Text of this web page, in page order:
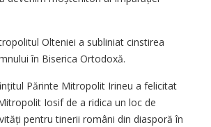
Olteniei a subliniat cinstirea
în Biserica Ortodoxă.
Părinte Mitropolit Irineu a felicitat
Iosif de a ridica un loc de
pentru tinerii români din diasporă în